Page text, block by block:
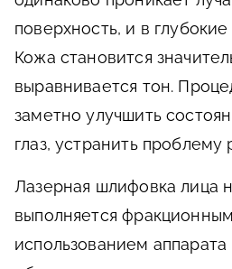
поверхность, и в
Кожа становится
выравнивается тон.
заметно улучшить
глаз, устранить
Лазерная шлифовка лица
выполняется
использованием аппарата